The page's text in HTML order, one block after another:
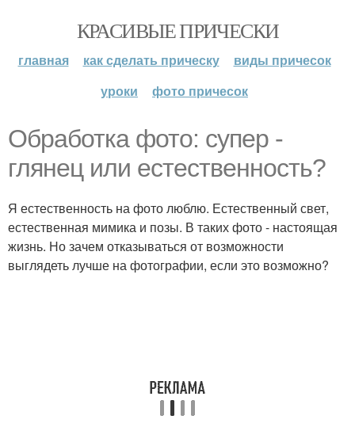
КРАСИВЫЕ ПРИЧЕСКИ
главная как сделать прическу
виды причесок
уроки
фото причесок
Обработка фото: супер -
глянец или естественность?
Я естественность на фото люблю. Естественный свет,
естественная мимика и позы. В таких фото - настоящая
жизнь. Но зачем отказываться от возможности
выглядеть лучше на фотографии, если это возможно?